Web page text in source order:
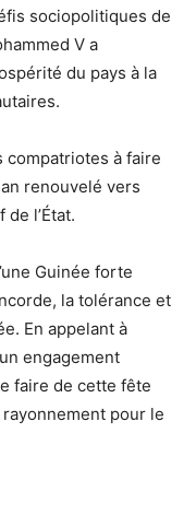
sociopolitiques de
V a
du pays à la
compatriotes à faire
renouvelé vers
l’État.
Guinée forte
la tolérance et
En appelant à
engagement
faire de cette fête
pour le